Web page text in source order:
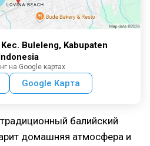
Buleleng, Kabupaten
на Google картах
Google Карта
балийский
домашняя атмосфера и